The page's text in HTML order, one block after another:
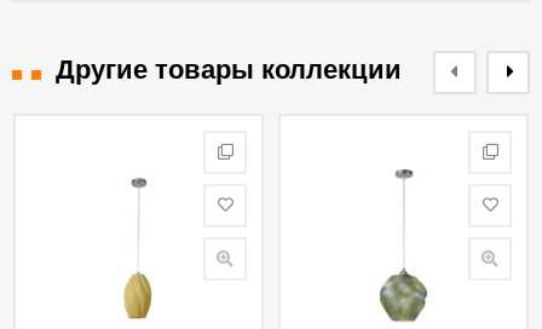
Другие товары коллекции